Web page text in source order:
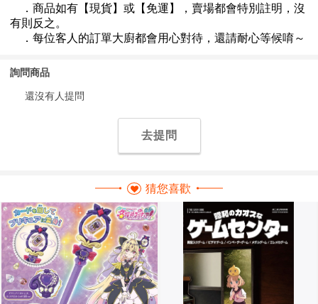
詢問商品
還沒有人提問
去提問
猜您喜歡